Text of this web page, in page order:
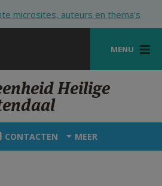
microsites, auteurs en thema's
MENU
Heilige
CONTACTEN MEER